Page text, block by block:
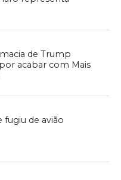
de Trump
acabar com Mais
de avião